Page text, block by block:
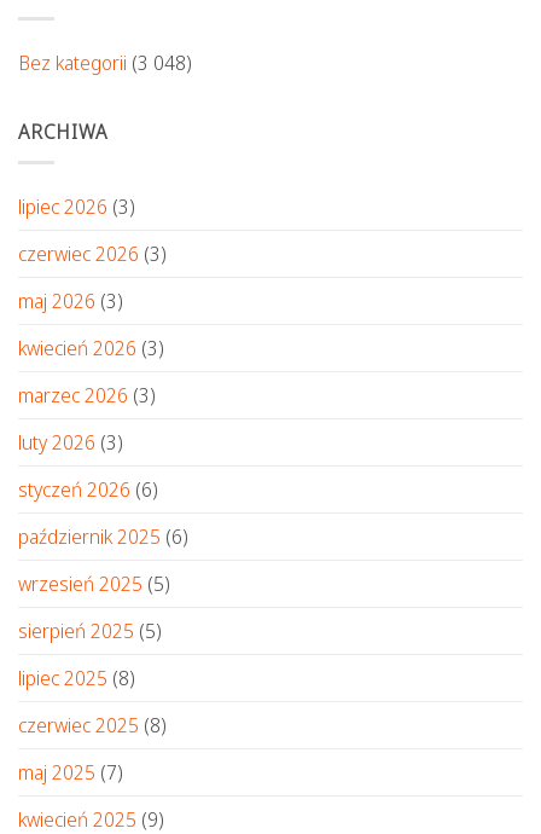
Bez kategorii (3 048)
ARCHIWA
lipiec 2026 (3)
czerwiec 2026 (3)
maj 2026 (3)
kwiecień 2026 (3)
marzec 2026 (3)
luty 2026 (3)
styczeń 2026 (6)
październik 2025 (6)
wrzesień 2025 (5)
sierpień 2025 (5)
lipiec 2025 (8)
czerwiec 2025 (8)
maj 2025 (7)
kwiecień 2025 (9)